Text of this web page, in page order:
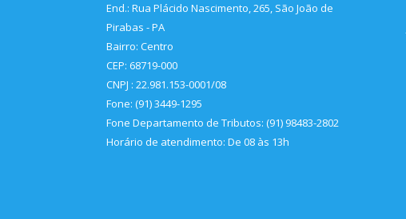
End.: Rua Plácido Nascimento, 265, São João de
Pirabas - PA
Bairro: Centro
CEP: 68719-000
CNPJ : 22.981.153-0001/08
Fone: (91) 3449-1295
Fone Departamento de Tributos: (91) 98483-2802
Horário de atendimento: De 08 às 13h